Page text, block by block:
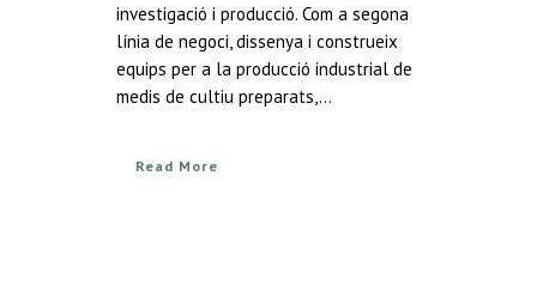
investigació i producció. Com a segona
línia de negoci, dissenya i construeix
equips per a la producció industrial de
medis de cultiu preparats,...
Read More